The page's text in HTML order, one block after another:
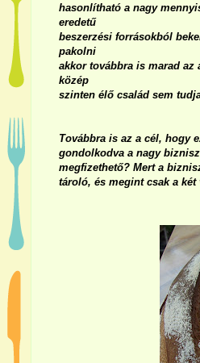
hasonlítható a nagy
eredetű
beszerzési forrásokból
pakolni
akkor továbbra is marad az
közép
szinten élő család sem
Továbbra is az a cél, hogy
gondolkodva a nagy
megfizethető? Mert a
tároló, és megint csak a